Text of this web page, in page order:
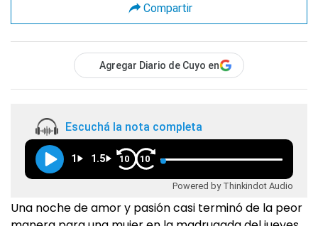
Compartir
Agregar Diario de Cuyo en
Escuchá la nota completa
1 1.5 10 10
Powered by Thinkindot Audio
Una noche de amor y pasión casi terminó de la peor